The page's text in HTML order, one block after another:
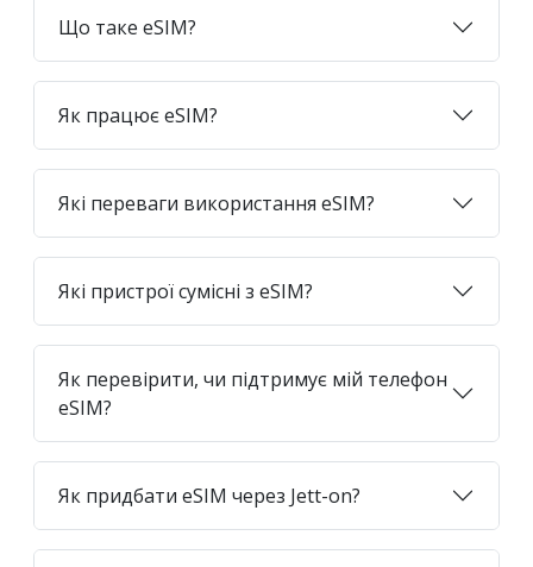
Що таке eSIM?
Як працює eSIM?
Які переваги використання eSIM?
Які пристрої сумісні з eSIM?
Як перевірити, чи підтримує мій телефон
eSIM?
Як придбати eSIM через Jett-on?